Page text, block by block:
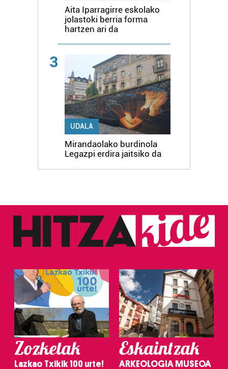
Aita Iparragirre eskolako
jolastoki berria forma
hartzen ari da
3
UDALA
Mirandaolako burdinola
Legazpi erdira jaitsiko da
Zozketak
Lazkao Txikik 100 urte!
Eskaintzak
ARKEOLOGIA MUSEOA